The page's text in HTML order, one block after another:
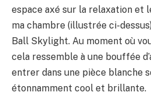
espace axé sur la relaxation et
ma chambre (illustrée ci-
Ball Skylight. Au moment où
cela ressemble à une bouffée
entrer dans une pièce blanche
étonnamment cool et brillante.